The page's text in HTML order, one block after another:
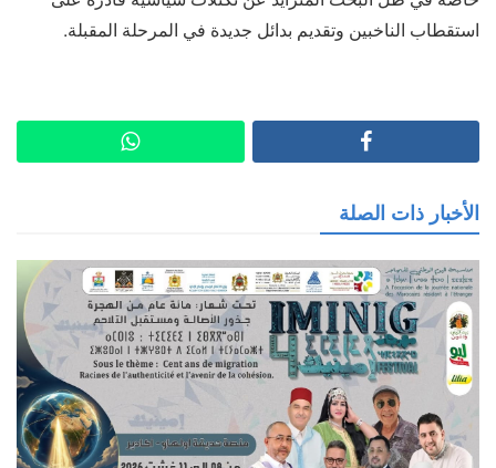
استقطاب الناخبين وتقديم بدائل جديدة في المرحلة المقبلة.
الأخبار ذات الصلة